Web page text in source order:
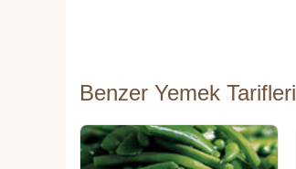
Benzer Yemek Tarifleri